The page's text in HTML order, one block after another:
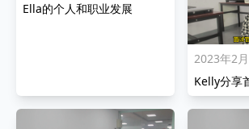
Ella的个人和职业发展
2023年2
Kelly分享